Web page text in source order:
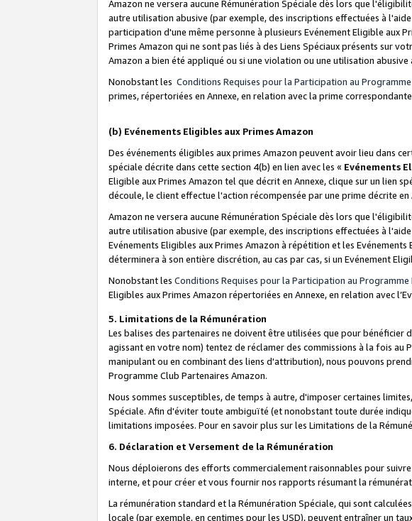
Amazon ne versera aucune Rémunération Spéciale dès lors que
autre utilisation abusive (par exemple, des inscriptions effectuées à
participation d'une même personne à plusieurs Evénement Eligible aux
Primes Amazon qui ne sont pas liés à des Liens Spéciaux présents sur
Amazon a bien été appliqué ou si une violation ou une utilisation abusive
Nonobstant les Conditions Requises pour la Participation au
primes, répertoriées en Annexe, en relation avec la prime
(b) Evénements Eligibles aux Primes Amazon
Des événements éligibles aux primes Amazon peuvent avoir lieu dans
spéciale décrite dans cette section 4(b) en lien avec les « Evénements
Eligible aux Primes Amazon tel que décrit en Annexe, clique sur un lien
découle, le client effectue l'action récompensée par une prime décrite en
Amazon ne versera aucune Rémunération Spéciale dès lors que
autre utilisation abusive (par exemple, des inscriptions effectuées à
Evénements Eligibles aux Primes Amazon à répétition et les
déterminera à son entière discrétion, au cas par cas, si un Evénement
Nonobstant les Conditions Requises pour la Participation au Programme
Eligibles aux Primes Amazon répertoriées en Annexe, en relation avec
5. Limitations de la Rémunération
Les balises des partenaires ne doivent être utilisées que pour bénéficier
agissant en votre nom) tentez de réclamer des commissions à la fois
manipulant ou en combinant des liens d'attribution), nous pouvons
Programme Club Partenaires Amazon.
Nous sommes susceptibles, de temps à autre, d'imposer certaines
Spéciale. Afin d'éviter toute ambiguïté (et nonobstant toute durée
limitations imposées. Pour en savoir plus sur les Limitations de la
6. Déclaration et Versement de la Rémunération
Nous déploierons des efforts commercialement raisonnables pour
interne, et pour créer et vous fournir nos rapports résumant la
La rémunération standard et la Rémunération Spéciale, qui sont
locale (par exemple, en centimes pour les USD), peuvent entraîner un